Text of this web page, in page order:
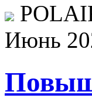
Июнь